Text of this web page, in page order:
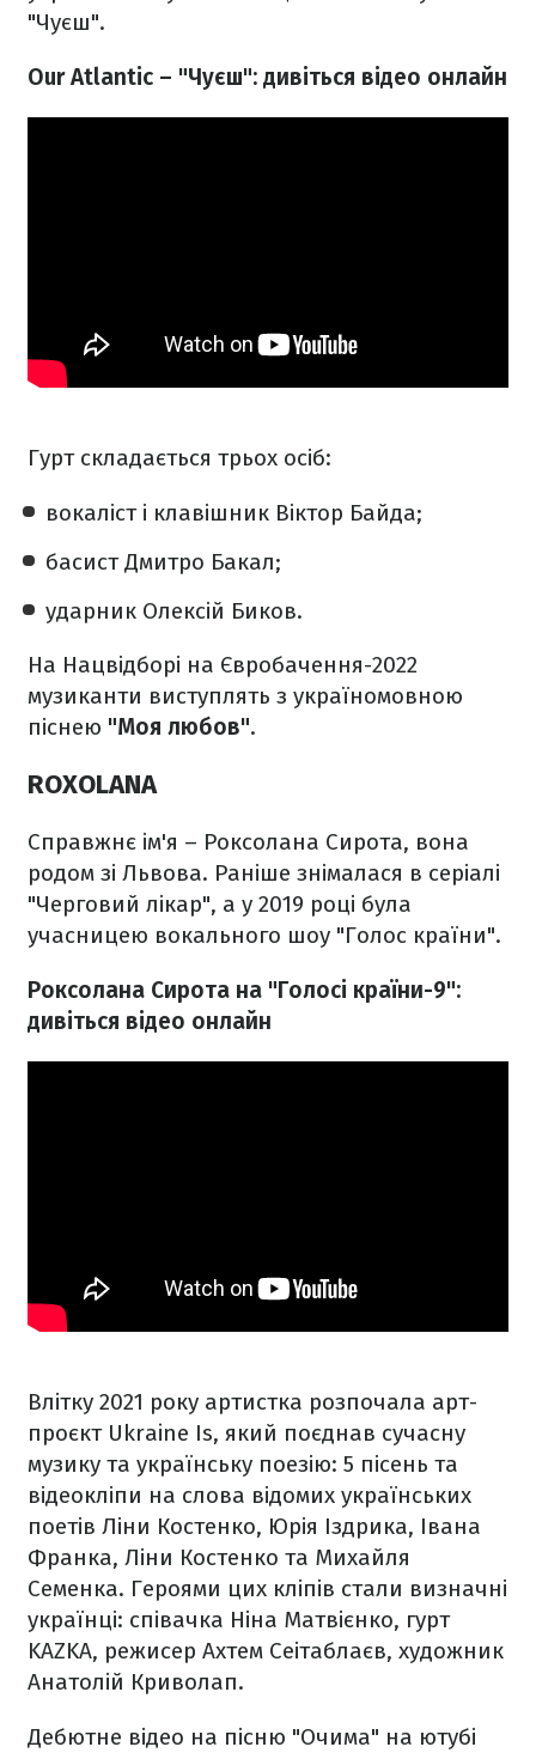
"Чуєш".
Our Atlantiс – "Чуєш": дивіться відео онлайн
Гурт складається трьох осіб:
вокаліст і клавішник Віктор Байда;
басист Дмитро Бакал;
ударник Олексій Биков.
На Нацвідборі на Євробачення-2022
музиканти виступлять з україномовною
піснею "Моя любов".
ROXOLANA
Справжнє ім'я – Роксолана Сирота, вона
родом зі Львова. Раніше знімалася в серіалі
"Черговий лікар", а у 2019 році була
учасницею вокального шоу "Голос країни".
Роксолана Сирота на "Голосі країни-9":
дивіться відео онлайн
Влітку 2021 року артистка розпочала арт-
проєкт Ukraine Is, який поєднав сучасну
музику та українську поезію: 5 пісень та
відеокліпи на слова відомих українських
поетів Ліни Костенко, Юрія Іздрика, Івана
Франка, Ліни Костенко та Михайля
Семенка. Героями цих кліпів стали визначні
українці: співачка Ніна Матвієнко, гурт
KAZKA, режисер Ахтем Сеітаблаєв, художник
Анатолій Криволап.
Дебютне відео на пісню "Очима" на ютубі